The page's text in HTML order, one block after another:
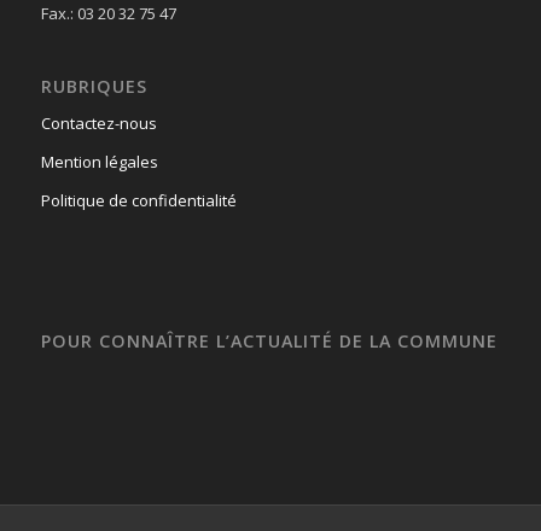
Fax.: 03 20 32 75 47
RUBRIQUES
Contactez-nous
Mention légales
Politique de confidentialité
POUR CONNAÎTRE L’ACTUALITÉ DE LA COMMUNE